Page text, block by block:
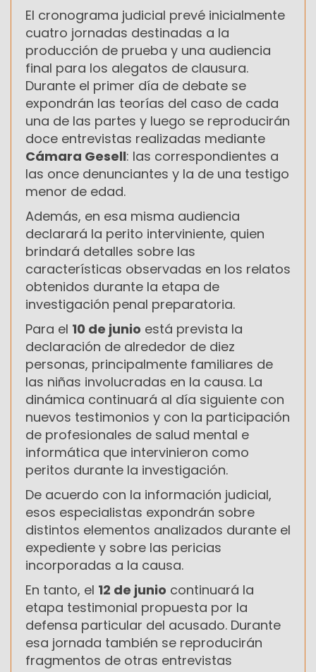
El cronograma judicial prevé inicialmente
cuatro jornadas destinadas a la
producción de prueba y una audiencia
final para los alegatos de clausura.
Durante el primer día de debate se
expondrán las teorías del caso de cada
una de las partes y luego se reproducirán
doce entrevistas realizadas mediante
Cámara Gesell: las correspondientes a
las once denunciantes y la de una testigo
menor de edad.
Además, en esa misma audiencia
declarará la perito interviniente, quien
brindará detalles sobre las
características observadas en los relatos
obtenidos durante la etapa de
investigación penal preparatoria.
Para el 10 de junio está prevista la
declaración de alrededor de diez
personas, principalmente familiares de
las niñas involucradas en la causa. La
dinámica continuará al día siguiente con
nuevos testimonios y con la participación
de profesionales de salud mental e
informática que intervinieron como
peritos durante la investigación.
De acuerdo con la información judicial,
esos especialistas expondrán sobre
distintos elementos analizados durante el
expediente y sobre las pericias
incorporadas a la causa.
En tanto, el 12 de junio continuará la
etapa testimonial propuesta por la
defensa particular del acusado. Durante
esa jornada también se reproducirán
fragmentos de otras entrevistas